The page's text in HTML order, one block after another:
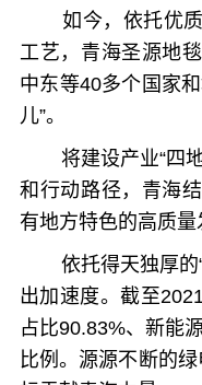
如今，依托优
工艺，青海圣源地
中东等40多个国家
儿”。
将建设产业“四
和行动路径，青海
有地方特色的高质量
依托得天独厚
出加速度。截至
占比90.83%、新能
比例。源源不断的绿